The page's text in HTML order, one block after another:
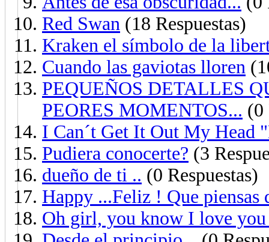
Red Swan (18 Respuestas)
Kraken el símbolo de la
Cuando las gaviotas lloren
PEQUEÑOS DETALLES
PEORES MOMENTOS... (0
I Can´t Get It Out My Head
Pudiera conocerte? (3
dueño de ti .. (0 Respuestas)
Happy ...Feliz ! Que piensas
Oh girl, you know I love